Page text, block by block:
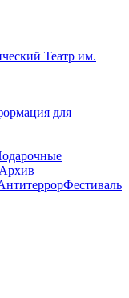
для
Архив
Фестиваль